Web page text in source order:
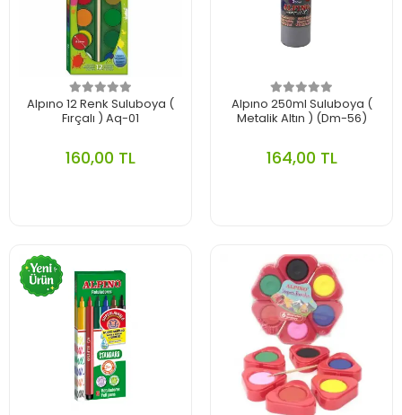
Alpıno 12 Renk Suluboya (
Fırçalı ) Aq-01
160,00 TL
Alpıno 250ml Suluboya (
Metalik Altın ) (Dm-56)
164,00 TL